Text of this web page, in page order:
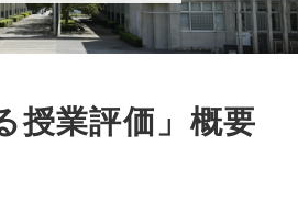
授業評価」概要